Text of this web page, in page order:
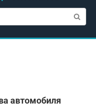
автомобиля